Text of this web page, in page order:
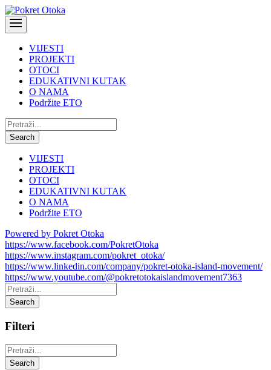
VIJESTI
PROJEKTI
OTOCI
EDUKATIVNI KUTAK
O NAMA
Podržite ETO
Pretraži:
Search
VIJESTI
PROJEKTI
OTOCI
EDUKATIVNI KUTAK
O NAMA
Podržite ETO
Powered by Pokret Otoka
https://www.facebook.com/PokretOtoka
https://www.instagram.com/pokret_otoka/
https://www.linkedin.com/company/pokret-otoka-island-movement/
https://www.youtube.com/@pokretotokaislandmovement7363
Pretraži:
Search
Filteri
Pretraži:
Search